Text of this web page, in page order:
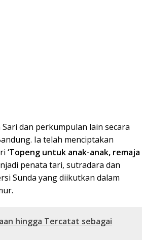
dan perkumpulan lain secara
Ia telah menciptakan
‘Topeng untuk anak-anak, remaja
penata tari, sutradara dan
Sunda yang diikutkan dalam
hingga Tercatat sebagai